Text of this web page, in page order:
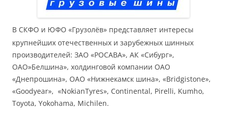
В СКФО и ЮФО «Грузолёв» представляет интересы
крупнейших отечественных и зарубежных шинных
производителей: ЗАО «РОСАВА», АК «Сибург»,
ОАО»Белшина», холдинговой компании ОАО
«Днепрошина», ОАО «Нижнекамск шина», «Bridgistone»,
«Goodyear», «NokianTyres», Continental, Pirelli, Kumho,
Toyota, Yokohama, Michilen.